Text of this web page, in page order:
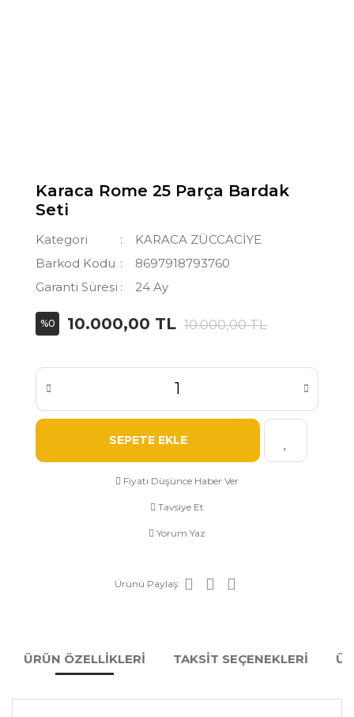
Karaca Rome 25 Parça Bardak
Seti
Kategori
KARACA ZÜCCACİYE
Barkod Kodu
8697918793760
Garanti Süresi
24 Ay
%0 10.000,00 TL 10.000,00 TL
SEPETE EKLE
Fiyatı Düşünce Haber Ver
Tavsiye Et
Yorum Yaz
Ürünü Paylaş:
ÜRÜN ÖZELLİKLERİ TAKSİT SEÇENEKLERİ